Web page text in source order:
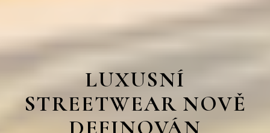
LUXUSNÍ
STREETWEAR NOVĚ